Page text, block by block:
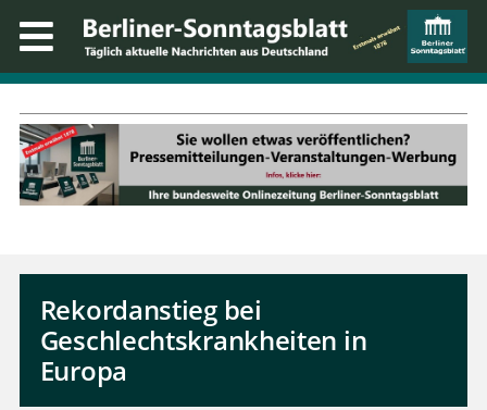
Rekordanstieg bei
Geschlechtskrankheiten in
Europa